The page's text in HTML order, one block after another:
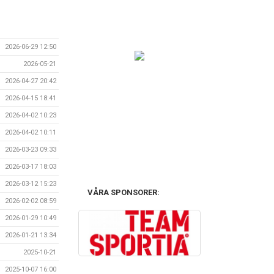
2026-06-29 12:50
2026-05-21
2026-04-27 20:42
2026-04-15 18:41
2026-04-02 10:23
2026-04-02 10:11
2026-03-23 09:33
2026-03-17 18:03
2026-03-12 15:23
2026-02-02 08:59
2026-01-29 10:49
2026-01-21 13:34
2025-10-21
2025-10-07 16:00
VÅRA SPONSORER: